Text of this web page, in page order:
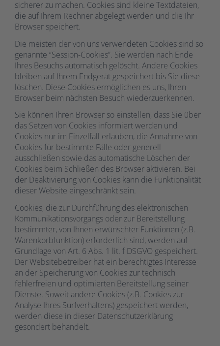
sicherer zu machen. Cookies sind kleine Textdateien,
die auf Ihrem Rechner abgelegt werden und die Ihr
Browser speichert.
Die meisten der von uns verwendeten Cookies sind so
genannte “Session-Cookies”. Sie werden nach Ende
Ihres Besuchs automatisch gelöscht. Andere Cookies
bleiben auf Ihrem Endgerät gespeichert bis Sie diese
löschen. Diese Cookies ermöglichen es uns, Ihren
Browser beim nächsten Besuch wiederzuerkennen.
Sie können Ihren Browser so einstellen, dass Sie über
das Setzen von Cookies informiert werden und
Cookies nur im Einzelfall erlauben, die Annahme von
Cookies für bestimmte Fälle oder generell
ausschließen sowie das automatische Löschen der
Cookies beim Schließen des Browser aktivieren. Bei
der Deaktivierung von Cookies kann die Funktionalität
dieser Website eingeschränkt sein.
Cookies, die zur Durchführung des elektronischen
Kommunikationsvorgangs oder zur Bereitstellung
bestimmter, von Ihnen erwünschter Funktionen (z.B.
Warenkorbfunktion) erforderlich sind, werden auf
Grundlage von Art. 6 Abs. 1 lit. f DSGVO gespeichert.
Der Websitebetreiber hat ein berechtigtes Interesse
an der Speicherung von Cookies zur technisch
fehlerfreien und optimierten Bereitstellung seiner
Dienste. Soweit andere Cookies (z.B. Cookies zur
Analyse Ihres Surfverhaltens) gespeichert werden,
werden diese in dieser Datenschutzerklärung
gesondert behandelt.